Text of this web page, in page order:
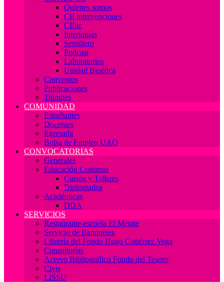
Quienes somos
CII intervenciones
CIIne
Intertopías
Semillero
Podcast
Laboratorios
Unidad Bioética
Convenios
Publicaciones
Trámites
COMUNIDAD
Estudiantes
Docentes
Egresada
Bolsa de Empleo UAQ
CONVOCATORIAS
Generales
Educación Continua
Cursos y Talleres
Diplomados
Académicas
DDA
SERVICIOS
Restaurante-escuela El Metate
Servicio de Banquetes
Librería del Fondo Hugo Gutiérrez Vega
Consultorías
Acervo Bibliográfico Fondo del Tesoro
Civis
LISSU